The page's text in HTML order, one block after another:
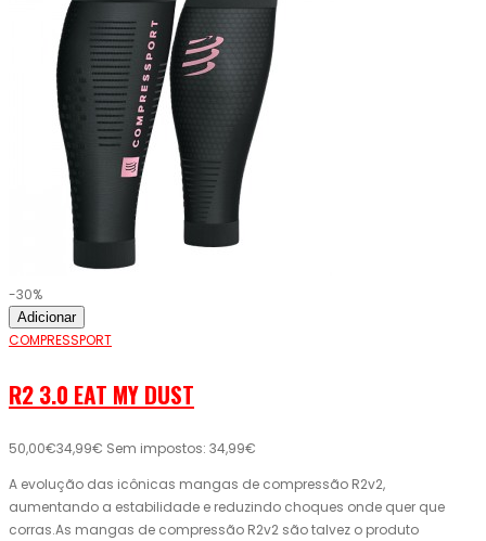
-30%
Adicionar
COMPRESSPORT
R2 3.0 EAT MY DUST
50,00€34,99€ Sem impostos: 34,99€
A evolução das icônicas mangas de compressão R2v2,
aumentando a estabilidade e reduzindo choques onde quer que
corras.As mangas de compressão R2v2 são talvez o produto